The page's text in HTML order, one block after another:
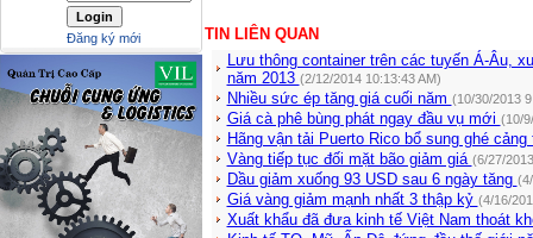
Đăng ký mới
TIN LIÊN QUAN
Lưu thông container trên các tuyến Á-Âu,
năm 2013 (2/12/2014 10:13:43 AM)
Nhiều sức ép tăng giá cuối năm (10/30/2013
Giá cà phê bùng phát ngay đầu vụ mới (10/
Hãng vận tải Puerto Rico bổ sung ghé
Vàng tiếp tục đối mặt bão giảm giá (6/27/
Dầu giảm xuống 93 USD sau 6 ngày tăng
Giá vàng giảm mạnh nhất 3 thập kỷ (4/16/
Xuất khẩu đã đưa kinh tế Việt Nam thoát